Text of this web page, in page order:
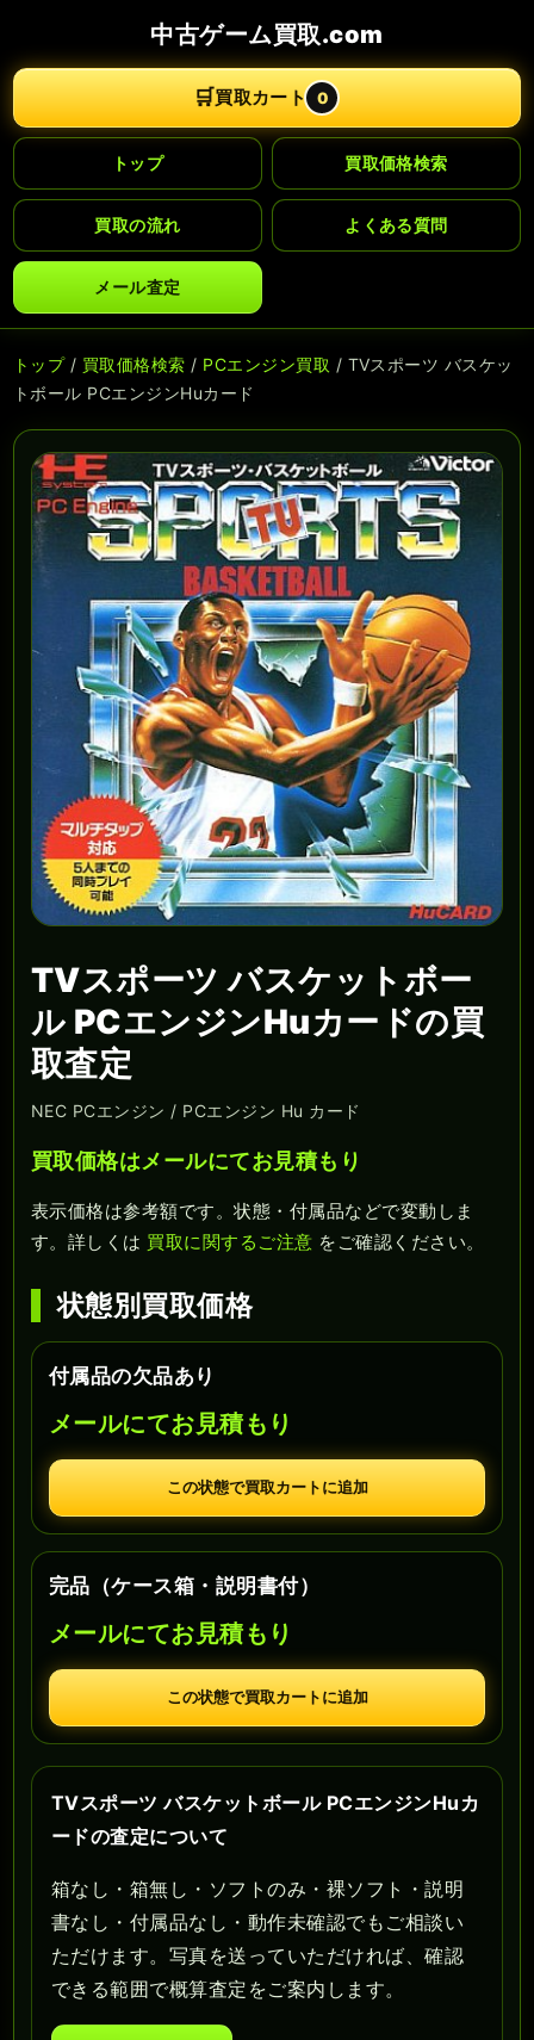
中古ゲーム買取.com
🛒買取カート 0
トップ 買取価格検索
買取の流れ よくある質問
メール査定
トップ/ 買取価格検索 / PCエンジン買取 / TVスポーツ バスケッ
トボール PCエンジンHuカード
TVスポーツ バスケットボー
ル PCエンジンHuカードの買
取査定
NEC PCエンジン / PCエンジン Hu カード
買取価格はメールにてお見積もり
表示価格は参考額です。状態・付属品などで変動しま
す。詳しくは 買取に関するご注意 をご確認ください。
状態別買取価格
付属品の欠品あり
メールにてお見積もり
この状態で買取カートに追加
完品（ケース箱・説明書付）
メールにてお見積もり
この状態で買取カートに追加
TVスポーツ バスケットボール PCエンジンHuカ
ードの査定について
箱なし・箱無し・ソフトのみ・裸ソフト・説明
書なし・付属品なし・動作未確認でもご相談い
ただけます。写真を送っていただければ、確認
できる範囲で概算査定をご案内します。